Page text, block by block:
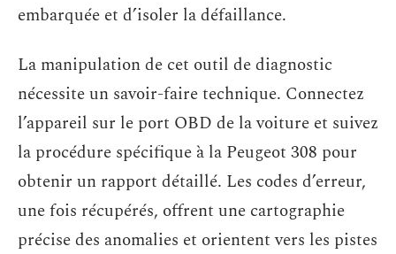
embarquée et d’isoler la défaillance.
La manipulation de cet outil de diagnostic
nécessite un savoir-faire technique. Connectez
l’appareil sur le port OBD de la voiture et suivez
la procédure spécifique à la Peugeot 308 pour
obtenir un rapport détaillé. Les codes d’erreur,
une fois récupérés, offrent une cartographie
précise des anomalies et orientent vers les pistes